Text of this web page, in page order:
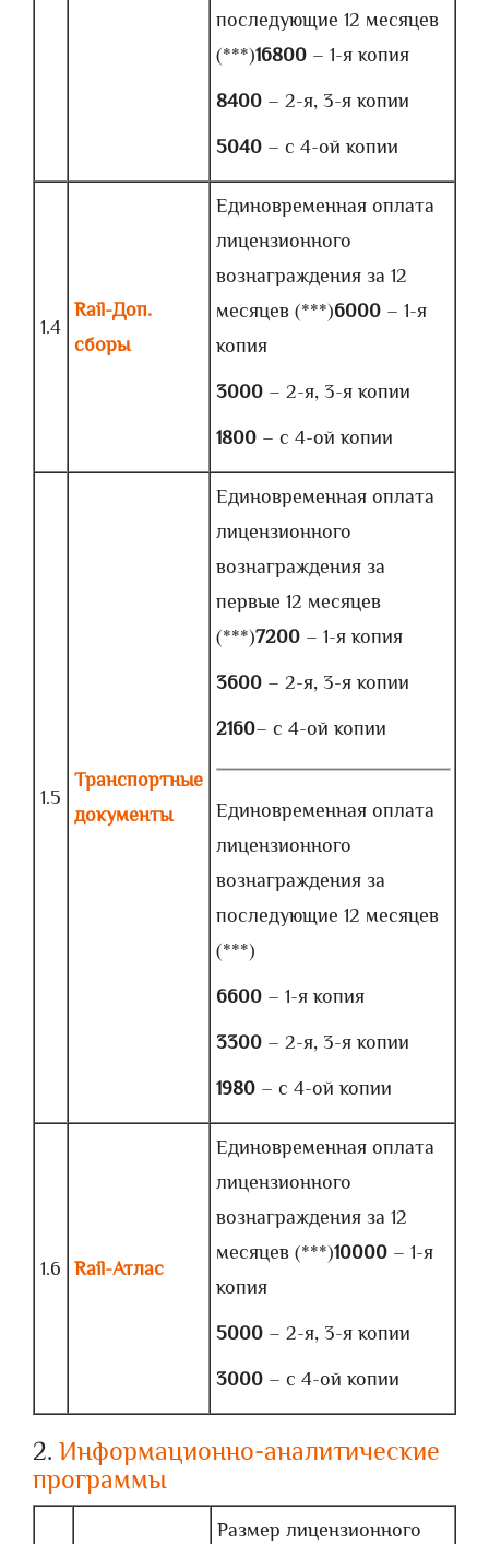
последующие 12 месяцев
(***)16800 – 1-я копия
8400 – 2-я, 3-я копии
5040 – с 4-ой копии
1.4
Rail-Доп.
сборы
Единовременная оплата
лицензионного
вознаграждения за 12
месяцев (***)6000 – 1-я
копия
3000 – 2-я, 3-я копии
1800 – с 4-ой копии
1.5
Транспортные
документы
Единовременная оплата
лицензионного
вознаграждения за
первые 12 месяцев
(***)7200 – 1-я копия
3600 – 2-я, 3-я копии
2160– с 4-ой копии
Единовременная оплата
лицензионного
вознаграждения за
последующие 12 месяцев
(***)
6600 – 1-я копия
3300 – 2-я, 3-я копии
1980 – с 4-ой копии
1.6 Rail-Атлас
Единовременная оплата
лицензионного
вознаграждения за 12
месяцев (***)10000 – 1-я
копия
5000 – 2-я, 3-я копии
3000 – с 4-ой копии
2. Информационно-аналитические
программы
Размер лицензионного